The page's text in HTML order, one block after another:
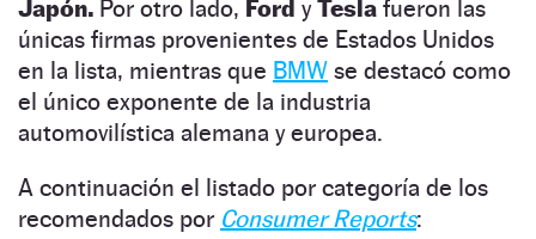
Japón. Por otro lado, Ford yTesla fueron las
únicas firmas provenientes de Estados Unidos
en la lista, mientras que BMW se destacó como
el único exponente de la industria
automovilística alemana y europea.
A continuación el listado por categoría de los
recomendados por Consumer Reports: